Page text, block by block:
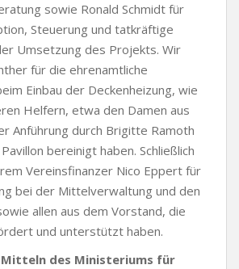
sowie Ronald Schmidt für
Steuerung und tatkräftige
Umsetzung des Projekts. Wir
für die ehrenamtliche
Einbau der Deckenheizung, wie
Helfern, etwa den Damen aus
Anführung durch Brigitte Ramoth
bereinigt haben. Schließlich
Vereinsfinanzer Nico Eppert für
bei der Mittelverwaltung und den
allen aus dem Vorstand, die
und unterstützt haben.
des Ministeriums für